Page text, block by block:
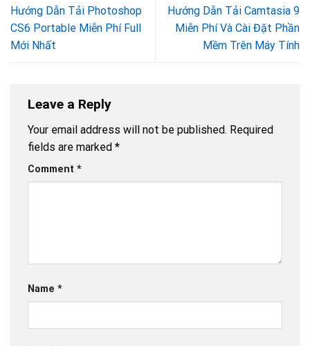
Hướng Dẫn Tải Photoshop
CS6 Portable Miễn Phí Full
Mới Nhất
Hướng Dẫn Tải Camtasia 9
Miễn Phí Và Cài Đặt Phần
Mềm Trên Máy Tính
Leave a Reply
Your email address will not be published. Required
fields are marked *
Comment *
Name *